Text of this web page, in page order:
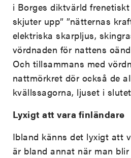
i Borges diktvärld
skjuter upp” ”nätternas
elektriska skarpljus,
vördnaden för nattens
Och tillsammans med
nattmörkret dör också de
kvällssagorna, ljuset i
Lyxigt att vara finländare
Ibland känns det lyxigt att
är bland annat när man